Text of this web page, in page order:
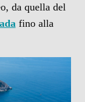
da quella del
fino alla